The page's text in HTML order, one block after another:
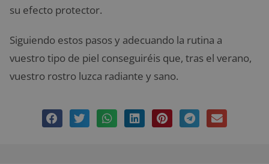
su efecto protector.
Siguiendo estos pasos y adecuando la rutina a
vuestro tipo de piel conseguiréis que, tras el verano,
vuestro rostro luzca radiante y sano.